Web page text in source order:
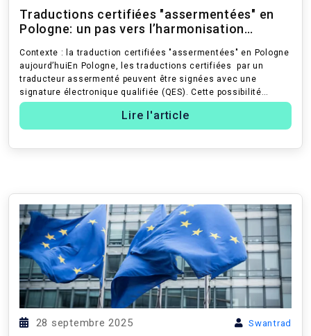
Traductions certifiées "assermentées" en
Pologne: un pas vers l’harmonisation
Contexte : la traduction certifiées "assermentées" en Pologne
aujourd’huiEn Pologne, les traductions certifiées par un
traducteur assermenté peuvent être signées avec une
signature électronique qualifiée (QES). Cette possibilité
confère au docume...
Lire l'article
28 septembre 2025 Swantrad